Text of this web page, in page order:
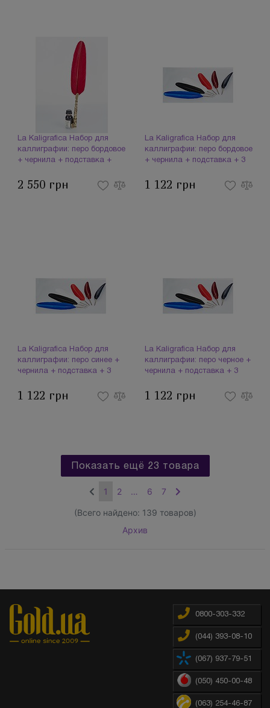
La Kaligrafica Набор для
каллиграфии: перо бордовое
+ чернила + подставка +
2 550 грн
La Kaligrafica Набор для
каллиграфии: перо бордовое
+ чернила + подставка + 3
1 122 грн
La Kaligrafica Набор для
каллиграфии: перо синее +
чернила + подставка + 3
1 122 грн
La Kaligrafica Набор для
каллиграфии: перо черное +
чернила + подставка + 3
1 122 грн
Показать ещё 23 товара
1 2 … 6 7
(Всего найдено: 139 товаров)
Архив
0800-303-332
(044) 393-08-10
(067) 937-79-51
(050) 450-00-48
(063) 254-46-87